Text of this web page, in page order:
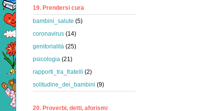
19. Prendersi cura
bambini_salute (5)
coronavirus (14)
genitorialità (25)
psicologia (21)
rapporti_tra_fratelli (2)
solitudine_dei_bambini (9)
20. Proverbi, detti, aforismi